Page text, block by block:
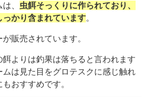
、 虫餌そっくりに作られており、
かり含まれています。
販売されています。
よりは釣果は落ちると言われます
は見た目をグロテスクに感じ触れ
おすすめです。